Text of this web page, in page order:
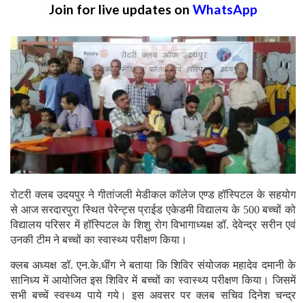
Join for live updates on WhatsApp
रोटरी क्लब उदयपुर ने गीतांजली मेडीकल कॉलेज एण्ड हॉस्पिटल के सहयोग
से आज सरदारपुरा स्थित पेरेन्ट्स प्राईड एकेडमी विद्यालय के 500 बच्चों को
विद्यालय परिसर में हॉस्पिटल के शिशु रोग विभागाध्यक्ष डॉ. देवेन्द्र सरीन एवं
उनकी टीम ने बच्चों का स्वास्थ्य परीक्षण किया।
क्लब अध्यक्ष डॉ. एन.के.धींग ने बताया कि शिविर संयोजक महादेव दमानी के
सानिध्य में आयोजित इस शिविर में बच्चों का स्वास्थ्य परीक्षण किया। जिसमें
सभी बच्चें स्वस्थ्य पाये गये। इस अवसर पर क्लब सचिव दिनेश चन्द्र